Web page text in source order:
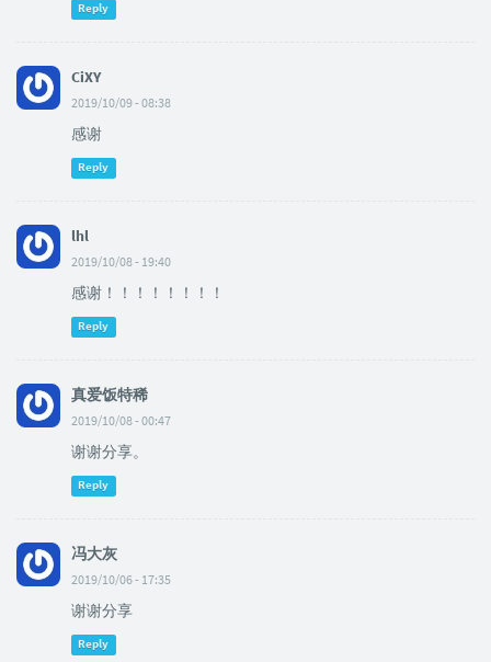
Reply
CiXY
2019/10/09 - 08:38
感谢
Reply
lhl
2019/10/08 - 19:40
感谢！！！！！！！！
Reply
真爱饭特稀
2019/10/08 - 00:47
谢谢分享。
Reply
冯大灰
2019/10/06 - 17:35
谢谢分享
Reply